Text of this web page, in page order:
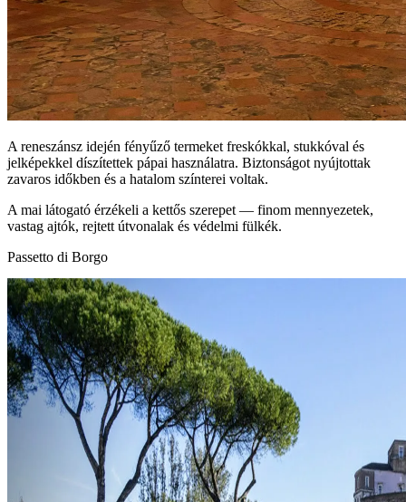
A reneszánsz idején fényűző termeket freskókkal, stukkóval és
jelképekkel díszítettek pápai használatra. Biztonságot nyújtottak
zavaros időkben és a hatalom színterei voltak.
A mai látogató érzékeli a kettős szerepet — finom mennyezetek,
vastag ajtók, rejtett útvonalak és védelmi fülkék.
Passetto di Borgo